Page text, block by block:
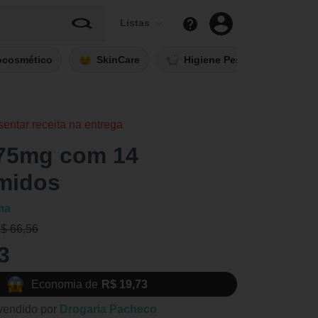
Listas
SkinCare Higiene Pessoal
receita na entrega
com 14
66,56
Economia de R$ 19,73
por Drogaria Pacheco